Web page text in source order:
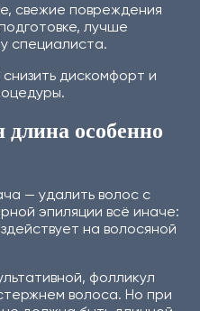
свежие повреждения
лучше
специалиста.
дискомфорт и
особенно
— удалить волос с
эпиляции всё иначе:
на волосяной
фолликул
волоса. Но при